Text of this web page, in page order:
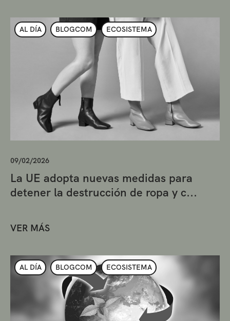
AL DÍA BLOGCOM ECOSISTEMA
09/02/2026
La UE adopta nuevas medidas para
detener la destrucción de ropa y c...
VER MÁS
AL DÍA BLOGCOM ECOSISTEMA